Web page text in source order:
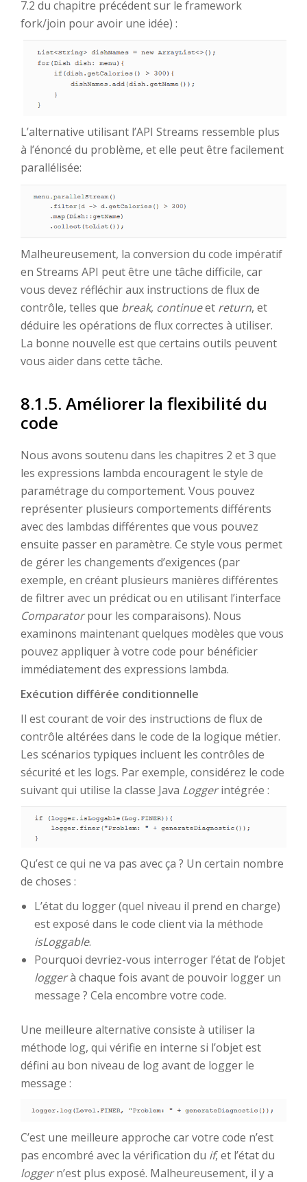
7.2 du chapitre précédent sur le framework
fork/join pour avoir une idée) :
L’alternative utilisant l’API Streams ressemble plus
à l’énoncé du problème, et elle peut être facilement
parallélisée:
Malheureusement, la conversion du code impératif
en Streams API peut être une tâche difficile, car
vous devez réfléchir aux instructions de flux de
contrôle, telles que break, continueet return, et
déduire les opérations de flux correctes à utiliser.
La bonne nouvelle est que certains outils peuvent
vous aider dans cette tâche.
8.1.5. Améliorer la flexibilité du
code
Nous avons soutenu dans les chapitres 2 et 3 que
les expressions lambda encouragent le style de
paramétrage du comportement. Vous pouvez
représenter plusieurs comportements différents
avec des lambdas différentes que vous pouvez
ensuite passer en paramètre. Ce style vous permet
de gérer les changements d’exigences (par
exemple, en créant plusieurs manières différentes
de filtrer avec un prédicat ou en utilisant l’interface
Comparatorpour les comparaisons). Nous
examinons maintenant quelques modèles que vous
pouvez appliquer à votre code pour bénéficier
immédiatement des expressions lambda.
Exécution différée conditionnelle
Il est courant de voir des instructions de flux de
contrôle altérées dans le code de la logique métier.
Les scénarios typiques incluent les contrôles de
sécurité et les logs. Par exemple, considérez le code
suivant qui utilise la classe Java Loggerintégrée :
Qu’est ce qui ne va pas avec ça ? Un certain nombre
de choses :
L’état du logger (quel niveau il prend en charge)
est exposé dans le code client via la méthode
isLoggable.
Pourquoi devriez-vous interroger l’état de l’objet
loggerà chaque fois avant de pouvoir logger un
message ? Cela encombre votre code.
Une meilleure alternative consiste à utiliser la
méthode log, qui vérifie en interne si l’objet est
défini au bon niveau de log avant de logger le
message :
C’est une meilleure approche car votre code n’est
pas encombré avec la vérification du if, et l’état du
loggern’est plus exposé. Malheureusement, il y a